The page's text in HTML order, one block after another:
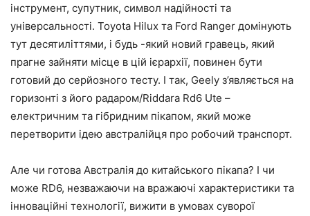
інструмент, супутник, символ надійності та
універсальності. Toyota Hilux та Ford Ranger домінують
тут десятиліттями, і будь -який новий гравець, який
прагне зайняти місце в цій ієрархії, повинен бути
готовий до серйозного тесту. І так, Geely з’являється на
горизонті з його радаром/Riddara Rd6 Ute –
електричним та гібридним пікапом, який може
перетворити ідею австралійця про робочий транспорт.
Але чи готова Австралія до китайського пікапа? І чи
може RD6, незважаючи на вражаючі характеристики та
інноваційні технології, вижити в умовах суворої